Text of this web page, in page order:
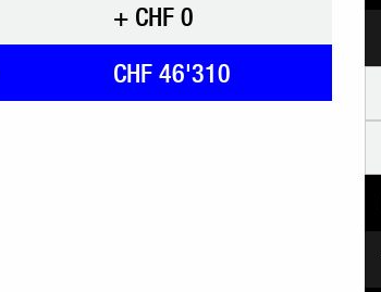
+ CHF 0
CHF 46'310